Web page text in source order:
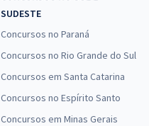
SUDESTE
Concursos no Paraná
Concursos no Rio Grande do Sul
Concursos em Santa Catarina
Concursos no Espírito Santo
Concursos em Minas Gerais